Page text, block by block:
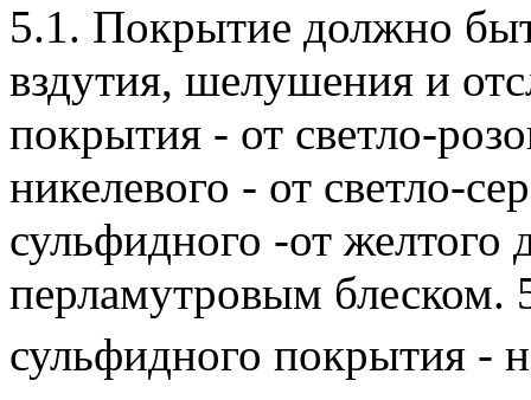
5.1. Покрытие должно
вздутия, шелушения и
покрытия - от светло-
никелевого - от светло-
сульфидного -от желтого
перламутровым блеском.
сульфидного покрытия -